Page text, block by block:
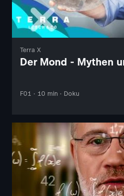
Terra X
Der Mond - Mythen
F01 · 10 min · Doku